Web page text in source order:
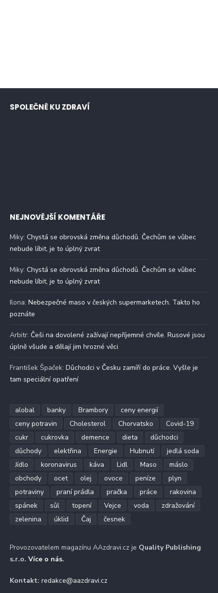
SPOLEČNĚ KU ZDRAVÍ
NEJNOVĚJŠÍ KOMENTÁŘE
Miky: Chystá se obrovská změna důchodů. Čechům se vůbec
nebude líbit, je to úplný zvrat
Miky: Chystá se obrovská změna důchodů. Čechům se vůbec
nebude líbit, je to úplný zvrat
Ilona: Nebezpečné maso v českých supermarketech. Takto ho
poznáte
Arbitr: Češi na dovolené zažívají nepříjemné chvíle. Rusové jsou
úplně všude a dělají jim hrozné věci
František Špaček: Důchodci v Česku zamíří do práce. Vyšle je
tam speciální opatření
alobal banky Brambory
ceny energií
ceny potravin
Cholesterol Chorvatsko
Covid-19
cukr
cukrovka demence dieta
důchodci
důchody
elektřina Energie Hubnutí
jedlá soda
Jídlo
koronavirus káva Lidl Maso
máslo
obchody
ocet olej ovoce peníze
plyn
potraviny
praní prádla pračka práce
rakovina
spánek
sůl topení Vejce voda
zdražování
zelenina
úklid Čaj česnek
Provozovatelem magazínu AAzdravi.cz je Quality Publishing
s.r.o. Více o nás.
Kontakt: redakce@aazdravi.cz